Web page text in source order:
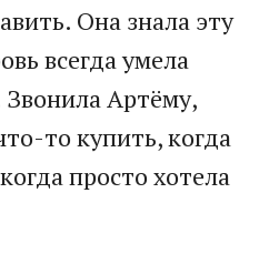
Она знала эту
всегда умела
Звонила Артёму,
то купить, когда
просто хотела